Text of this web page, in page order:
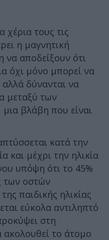
χέρια τους τις
η μαγνητική
αποδείξουν ότι
όχι μόνο μπορεί να
δύνανται να
μεταξύ των
βλάβη που είναι
κατά την
και μέχρι την ηλικία
υπόψη ότι το 45%
των οστών
παιδικής ηλικίας
εύκολα αντιληπτό
στη
ακολουθεί το άτομο